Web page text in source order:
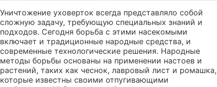
Уничтожение уховерток всегда представляло собой
сложную задачу, требующую специальных знаний и
подходов. Сегодня борьба с этими насекомыми
включает и традиционные народные средства, и
современные технологические решения. Народные
методы борьбы основаны на применении настоев и
растений, таких как чеснок, лавровый лист и ромашка,
которые известны своими отпугивающими